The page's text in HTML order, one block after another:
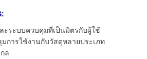
ะระบบควบคุมที่เป็นมิตรกับผู้ใช้
การใช้งานกับวัสดุหลายประเภท
ล